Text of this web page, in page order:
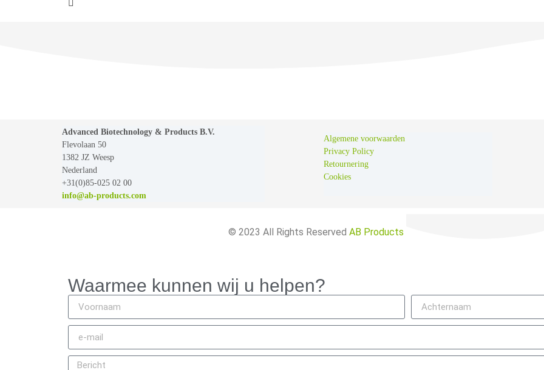
Advanced Biotechnology & Products B.V.
Flevolaan 50
1382 JZ Weesp
Nederland
+31(0)85-025 02 00
info@ab-products.com
Algemene voorwaarden
Privacy Policy
Retournering
Cookies
© 2023 All Rights Reserved AB Products
Waarmee kunnen wij u helpen?